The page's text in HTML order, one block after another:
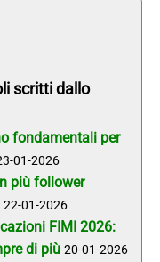
scritti dallo
fondamentali per
01-2026
più follower
22-01-2026
FIMI 2026:
di più 20-01-2026